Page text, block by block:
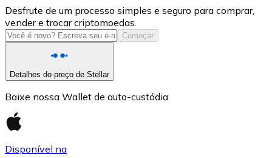
USD Coin
USDC
Desfrute de um processo simples e seguro para comprar,
vender e trocar criptomoedas.
Começar
Detalhes do preço de Stellar
Baixe nossa Wallet de auto-custódia
Disponível na